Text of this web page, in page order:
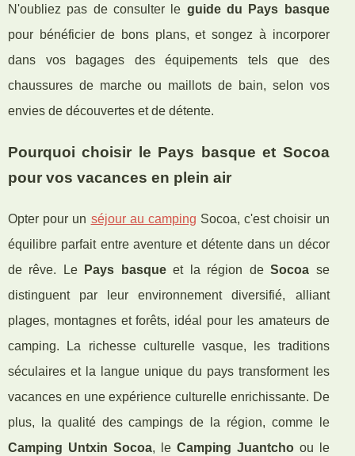
N'oubliez pas de consulter le guide du Pays basque
pour bénéficier de bons plans, et songez à incorporer
dans vos bagages des équipements tels que des
chaussures de marche ou maillots de bain, selon vos
envies de découvertes et de détente.
Pourquoi choisir le Pays basque et Socoa
pour vos vacances en plein air
Opter pour un séjour au camping Socoa, c'est choisir un
équilibre parfait entre aventure et détente dans un décor
de rêve. Le
Pays basqueet la région deSocoa se
distinguent par leur environnement diversifié, alliant
plages, montagnes et forêts, idéal pour les amateurs de
camping. La richesse culturelle vasque, les traditions
séculaires et la langue unique du pays transforment les
vacances en une expérience culturelle enrichissante. De
plus, la qualité des campings de la région, comme le
Camping Untxin Socoa, le Camping Juantchoou le